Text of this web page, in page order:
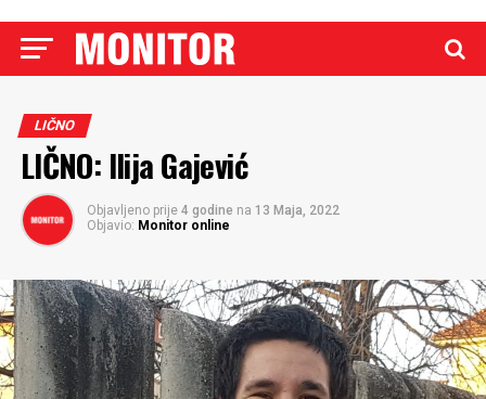
LIČNO
LIČNO: Ilija Gajević
Objavljeno prije 4 godine na 13 Maja, 2022
Objavio: Monitor online